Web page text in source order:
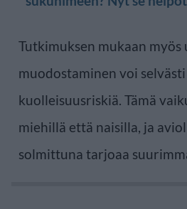
Tutkimuksen mukaan
muodostaminen voi
kuolleisuusriskiä. Tämä
miehillä että naisilla, ja
solmittuna tarjoaa